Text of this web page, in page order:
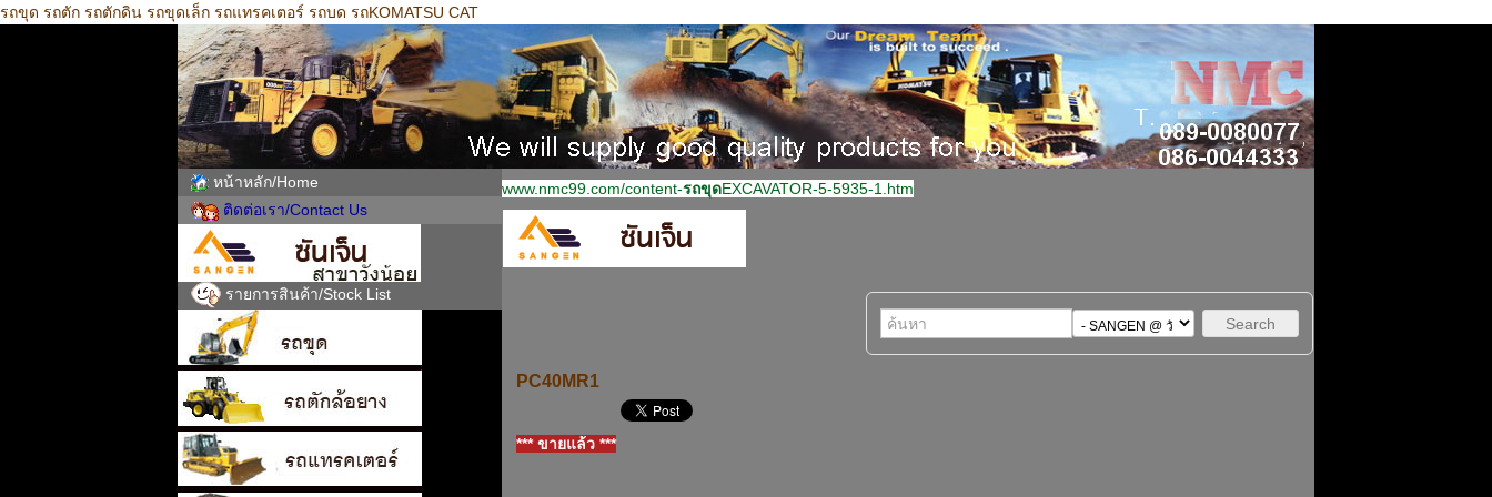
รถขุด รถตัก รถตักดิน รถขุดเล็ก รถแทรคเตอร์ รถบด รถKOMATSU CAT
หน้าหลัก/Home
ติดต่อเรา/Contact Us
รายการสินค้า/Stock List
www.nmc99.com/content-รถขุดEXCAVATOR-5-5935-1.htm
Search
PC40MR1
*** ขายแล้ว ***